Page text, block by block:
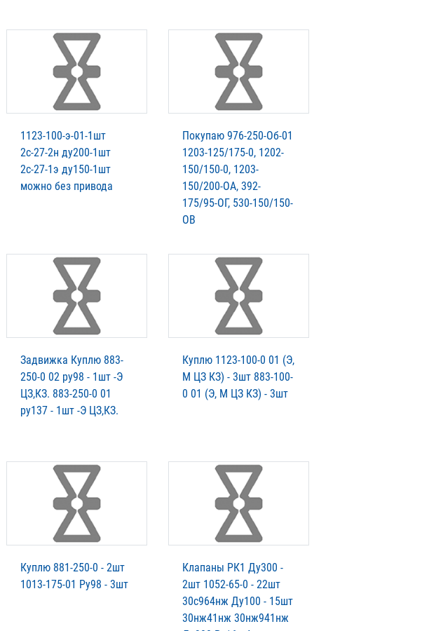
1123-100-э-01-1шт
2с-27-2н ду200-1шт
2с-27-1э ду150-1шт
можно без привода
Покупаю 976-250-Об-01
1203-125/175-0, 1202-
150/150-0, 1203-
150/200-ОА, 392-
175/95-ОГ, 530-150/150-
ОВ
Задвижка Куплю 883-
250-0 02 ру98 - 1шт -Э
ЦЗ,КЗ. 883-250-0 01
ру137 - 1шт -Э ЦЗ,КЗ.
Куплю 1123-100-0 01 (Э,
М ЦЗ КЗ) - 3шт 883-100-
0 01 (Э, М ЦЗ КЗ) - 3шт
Куплю 881-250-0 - 2шт
1013-175-01 Ру98 - 3шт
Клапаны РК1 Ду300 -
2шт 1052-65-0 - 22шт
30с964нж Ду100 - 15шт
30нж41нж 30нж941нж